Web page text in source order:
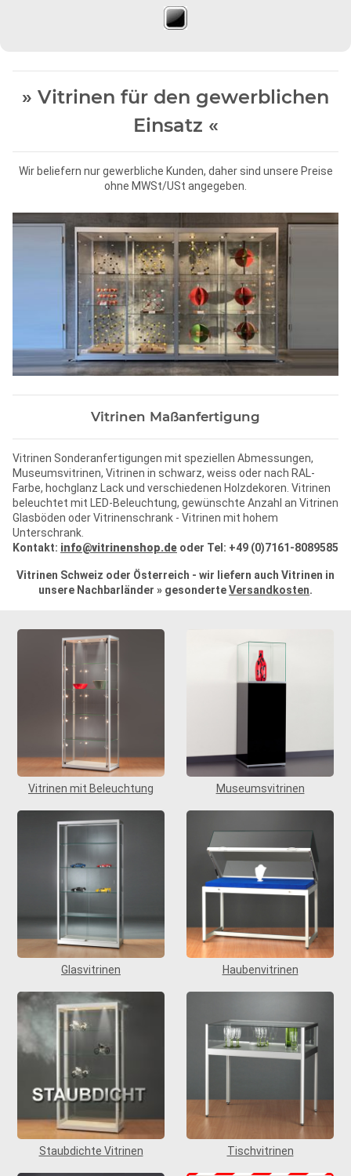
» Vitrinen für den gewerblichen
Einsatz «
Wir beliefern nur gewerbliche Kunden, daher sind unsere Preise
ohne MWSt/USt angegeben.
Vitrinen Maßanfertigung
Vitrinen Sonderanfertigungen mit speziellen Abmessungen,
Museumsvitrinen, Vitrinen in schwarz, weiss oder nach RAL-
Farbe, hochglanz Lack und verschiedenen Holzdekoren. Vitrinen
beleuchtet mit LED-Beleuchtung, gewünschte Anzahl an Vitrinen
Glasböden oder Vitrinenschrank - Vitrinen mit hohem
Unterschrank.
Kontakt: info@vitrinenshop.de oder Tel: +49 (0)7161-8089585
Vitrinen Schweiz oder Österreich - wir liefern auch Vitrinen in
unsere Nachbarländer » gesonderteVersandkosten.
Vitrinen mit Beleuchtung
Glasvitrinen
Staubdichte Vitrinen
Museumsvitrinen
Haubenvitrinen
Tischvitrinen